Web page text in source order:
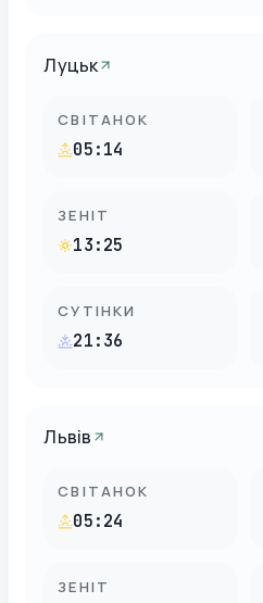
Луцьк
СВІТАНОК
05:14
ЗЕНІТ
13:25
СУТІНКИ
21:36
Львів
СВІТАНОК
05:24
ЗЕНІТ